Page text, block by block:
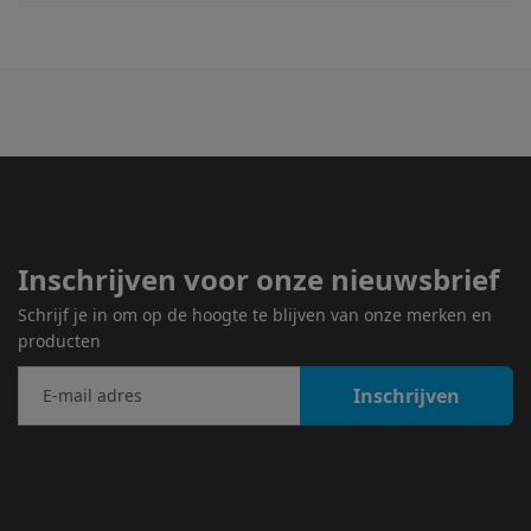
Inschrijven voor onze nieuwsbrief
Schrijf je in om op de hoogte te blijven van onze merken en
producten
Inschrijven